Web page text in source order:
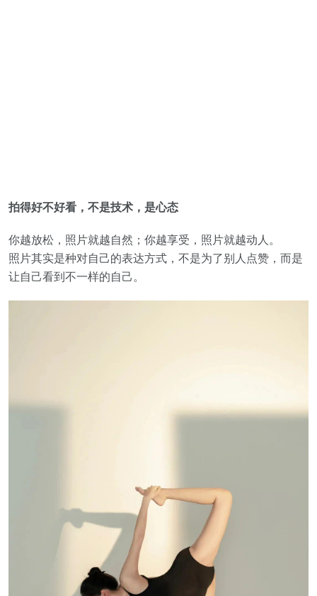
拍得好不好看，不是技术，是心态
你越放松，照片就越自然；你越享受，照片就越动人。
照片其实是种对自己的表达方式，不是为了别人点赞，而是
让自己看到不一样的自己。